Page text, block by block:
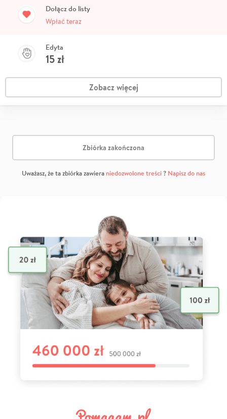
Dołącz do listy
Wpłać teraz
Edyta
15zł
Zobacz więcej
Zbiórka zakończona
Uważasz, że ta zbiórka zawiera niedozwolone treści? Napisz do nas